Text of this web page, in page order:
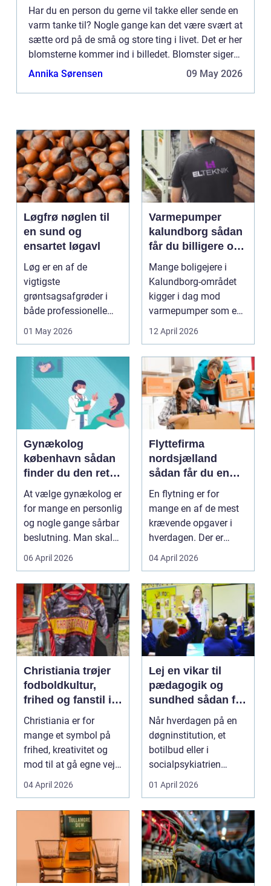
Har du en person du gerne vil takke eller sende en
varm tanke til? Nogle gange kan det være svært at
sætte ord på de små og store ting i livet. Det er her
blomsterne kommer ind i billedet. Blomster siger
mere end 1000 ord. Blomster kan du i dag finde...
Annika Sørensen 09 May 2026
Løgfrø nøglen til
en sund og
ensartet løgavl
Løg er en af de
vigtigste
grøntsagsafgrøder i
både professionelle
køkkenhaver og større
landbrugspro...
01 May 2026
Varmepumper
kalundborg sådan
får du billigere og
mere bæredygtig
varme
Mange boligejere i
Kalundborg-området
kigger i dag mod
varmepumper som en
vej til lavere
varmeregnin...
12 April 2026
Gynækolog
københavn sådan
finder du den rette
specialist
At vælge gynækolog er
for mange en personlig
og nogle gange sårbar
beslutning. Man skal
både føle si...
06 April 2026
Flyttefirma
nordsjælland
sådan får du en
tryg og effektiv
flytning
En flytning er for
mange en af de mest
krævende opgaver i
hverdagen. Der er
meget at holde styr på,
04 April 2026
Christiania trøjer
fodboldkultur,
frihed og fanstil i
ét
Christiania er for
mange et symbol på
frihed, kreativitet og
mod til at gå egne veje.
Den samme ånd ...
04 April 2026
Lej en vikar til
pædagogik og
sundhed sådan får
du den rette hjælp
Når hverdagen på en
døgninstitution, et
botilbud eller i
socialpsykiatrien
pludselig ændrer sig,
kan...
01 April 2026